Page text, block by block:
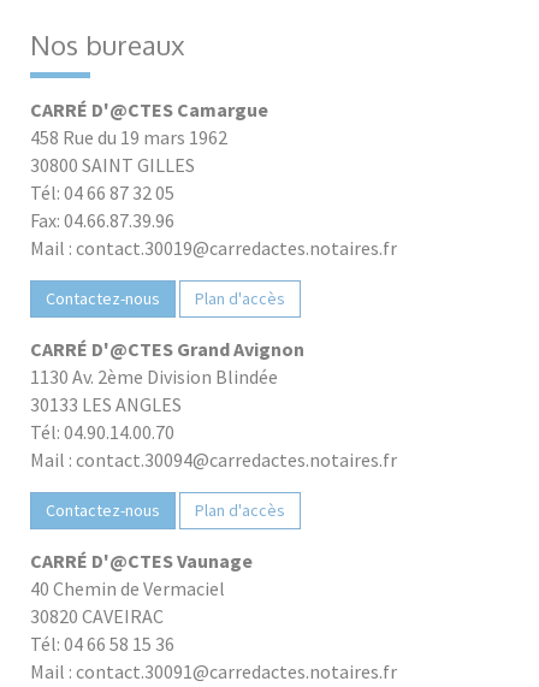
Nos bureaux
CARRÉ D'@CTES Camargue
458 Rue du 19 mars 1962
30800 SAINT GILLES
Tél: 04 66 87 32 05
Fax: 04.66.87.39.96
Mail : contact.30019@carredactes.notaires.fr
Contactez-nous Plan d'accès
CARRÉ D'@CTES Grand Avignon
1130 Av. 2ème Division Blindée
30133 LES ANGLES
Tél: 04.90.14.00.70
Mail : contact.30094@carredactes.notaires.fr
Contactez-nous Plan d'accès
CARRÉ D'@CTES Vaunage
40 Chemin de Vermaciel
30820 CAVEIRAC
Tél: 04 66 58 15 36
Mail : contact.30091@carredactes.notaires.fr